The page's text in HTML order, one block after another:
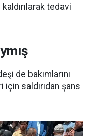
tedavi
de bakımlarını
saldırıdan şans